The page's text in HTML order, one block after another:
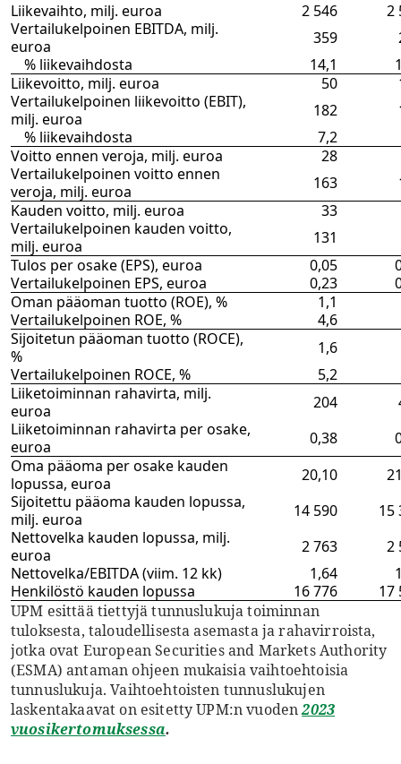
Liikevaihto, milj. euroa
2 546
2
Vertailukelpoinen EBITDA, milj.
euroa
359
% liikevaihdosta
14,1
Liikevoitto, milj. euroa
50
Vertailukelpoinen liikevoitto (EBIT),
milj. euroa
182
% liikevaihdosta
7,2
Voitto ennen veroja, milj. euroa
28
Vertailukelpoinen voitto ennen
veroja, milj. euroa
163
Kauden voitto, milj. euroa
33
Vertailukelpoinen kauden voitto,
milj. euroa
131
Tulos per osake (EPS), euroa
0,05
Vertailukelpoinen EPS, euroa
0,23
Oman pääoman tuotto (ROE), %
1,1
Vertailukelpoinen ROE, %
4,6
Sijoitetun pääoman tuotto (ROCE),
%
1,6
Vertailukelpoinen ROCE, %
5,2
Liiketoiminnan rahavirta, milj.
euroa
204
Liiketoiminnan rahavirta per osake,
euroa
0,38
Oma pääoma per osake kauden
lopussa, euroa
20,10
Sijoitettu pääoma kauden lopussa,
milj. euroa
14 590
15
Nettovelka kauden lopussa, milj.
euroa
2 763
2
Nettovelka/EBITDA (viim. 12 kk)
1,64
Henkilöstö kauden lopussa
16 776
17
UPM esittää tiettyjä tunnuslukuja toiminnan
tuloksesta, taloudellisesta asemasta ja rahavirroista,
jotka ovat European Securities and Markets Authority
(ESMA) antaman ohjeen mukaisia vaihtoehtoisia
tunnuslukuja. Vaihtoehtoisten tunnuslukujen
laskentakaavat on esitetty UPM:n vuoden2023
vuosikertomuksessa.